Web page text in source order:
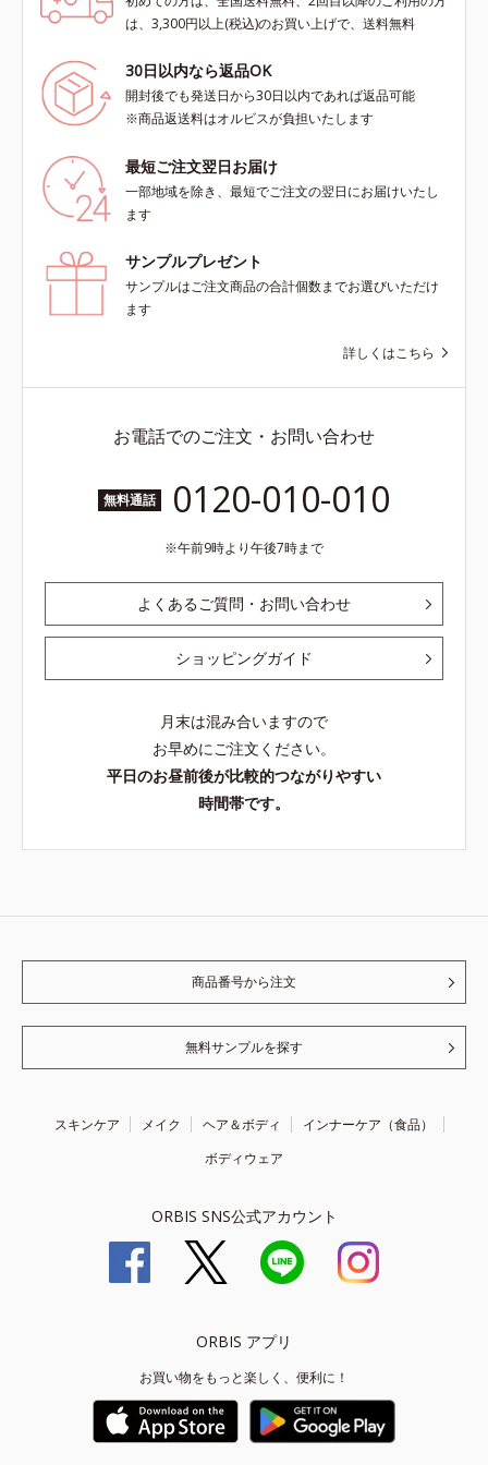
は、3,300円以上(税込)のお買い上げで、送料無料
30日以内なら返品OK
開封後でも発送日から30日以内であれば返品可能
※商品返送料はオルビスが負担いたします
最短ご注文翌日お届け
一部地域を除き、最短でご注文の翌日にお届けいたし
ます
サンプルプレゼント
サンプルはご注文商品の合計個数までお選びいただけ
ます
詳しくはこちら
お電話でのご注文・お問い合わせ
無料通話 0120-010-010
午前9時より午後7時まで
よくあるご質問・お問い合わせ
ショッピングガイド
月末は混み合いますので
お早めにご注文ください。
平日のお昼前後が比較的つながりやすい
時間帯です。
商品番号から注文
無料サンプルを探す
スキンケア メイク ヘア＆ボディ
インナーケア（食品）
ボディウェア
ORBIS SNS公式アカウント
ORBIS アプリ
お買い物をもっと楽しく、便利に！